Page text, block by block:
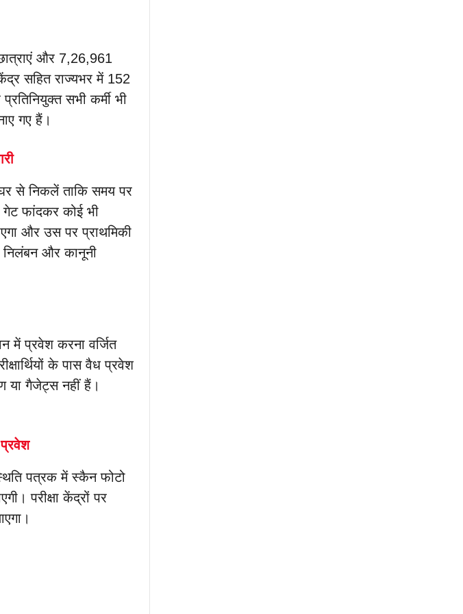
और 7,26,961
सहित राज्यभर में 152
सभी कर्मी भी
गए हैं।
घर से निकलें ताकि समय पर
फांदकर कोई भी
और उस पर प्राथमिकी
निलंबन और कानूनी
में प्रवेश करना वर्जित
के पास वैध प्रवेश
या गैजेट्स नहीं हैं।
पत्रक में स्कैन फोटो
परीक्षा केंद्रों पर